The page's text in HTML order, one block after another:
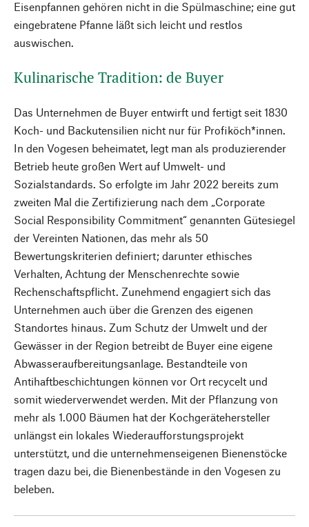
Eisenpfannen gehören nicht in die Spülmaschine; eine gut
eingebratene Pfanne läßt sich leicht und restlos
auswischen.
Kulinarische Tradition: de Buyer
Das Unternehmen de Buyer entwirft und fertigt seit 1830
Koch- und Backutensilien nicht nur für Profiköch*innen.
In den Vogesen beheimatet, legt man als produzierender
Betrieb heute großen Wert auf Umwelt- und
Sozialstandards. So erfolgte im Jahr 2022 bereits zum
zweiten Mal die Zertifizierung nach dem „Corporate
Social Responsibility Commitment“ genannten Gütesiegel
der Vereinten Nationen, das mehr als 50
Bewertungskriterien definiert; darunter ethisches
Verhalten, Achtung der Menschenrechte sowie
Rechenschaftspflicht. Zunehmend engagiert sich das
Unternehmen auch über die Grenzen des eigenen
Standortes hinaus. Zum Schutz der Umwelt und der
Gewässer in der Region betreibt de Buyer eine eigene
Abwasseraufbereitungsanlage. Bestandteile von
Antihaftbeschichtungen können vor Ort recycelt und
somit wiederverwendet werden. Mit der Pflanzung von
mehr als 1.000 Bäumen hat der Kochgerätehersteller
unlängst ein lokales Wiederaufforstungsprojekt
unterstützt, und die unternehmenseigenen Bienenstöcke
tragen dazu bei, die Bienenbestände in den Vogesen zu
beleben.